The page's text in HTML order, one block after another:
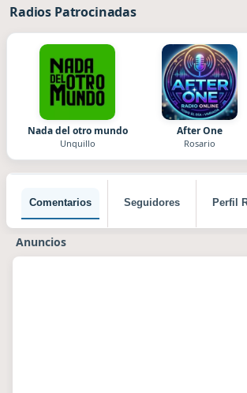
Radios Patrocinadas
Nada del otro mundo
Unquillo
After One
Rosario
Comentarios Seguidores Perfil
Anuncios